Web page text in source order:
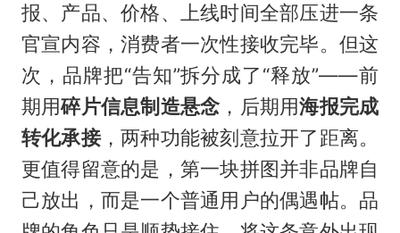
报、产品、价格、上线时间全部压进一条
官宣内容，消费者一次性接收完毕。但这
次，品牌把“告知”拆分成了“释放”——前
期用碎片信息制造悬念，后期用海报完成
转化承接，两种功能被刻意拉开了距离。
更值得留意的是，第一块拼图并非品牌自
己放出，而是一个普通用户的偶遇帖。品